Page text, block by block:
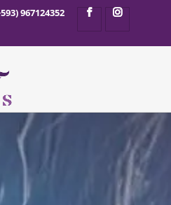
967124352